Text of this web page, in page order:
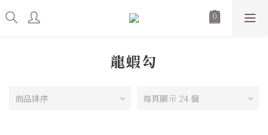
龍蝦勾
商品排序 每頁顯示 24 個